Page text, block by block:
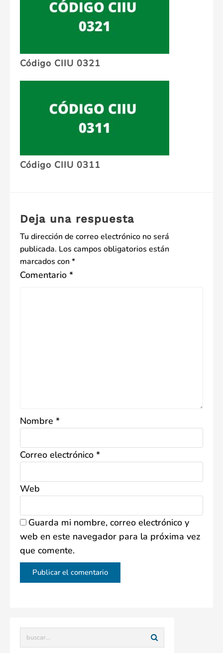
Código CIIU 0321
Código CIIU 0311
Deja una respuesta
Tu dirección de correo electrónico no será
publicada. Los campos obligatorios están
marcados con *
Comentario *
Nombre *
Correo electrónico *
Web
Guarda mi nombre, correo electrónico y
web en este navegador para la próxima vez
que comente.